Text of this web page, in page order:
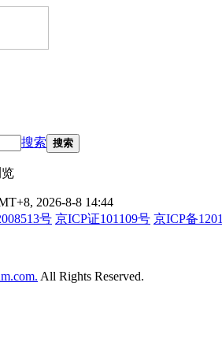
搜索 搜索
2026-8-8 14:44
号 京ICP证101109号 京ICP备
All Rights Reserved.